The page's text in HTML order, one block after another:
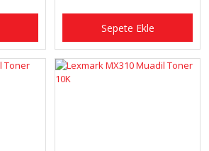
Sepete Ekle